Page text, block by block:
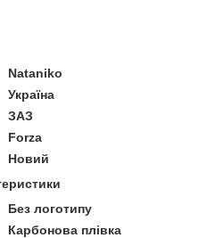
Nataniko
Україна
ЗАЗ
Forza
Новий
Без логотипу
Карбонова плівка